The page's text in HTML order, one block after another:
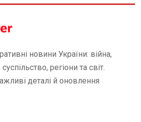
новини України: війна,
регіони та світ.
деталі й оновлення